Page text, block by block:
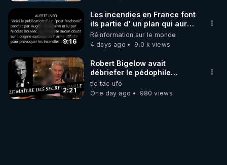
9:16
Les incendies en France font
ils partie d' un plan qui aurait
débuté le 11 septembre 2001
?
Réinformation sur le monde
4 days ago
9.0 k views
2:21
Robert Bigelow avait
débriefer le pédophile
génocidaire de donald j
trump
tic tac ufo
One day ago
980 views